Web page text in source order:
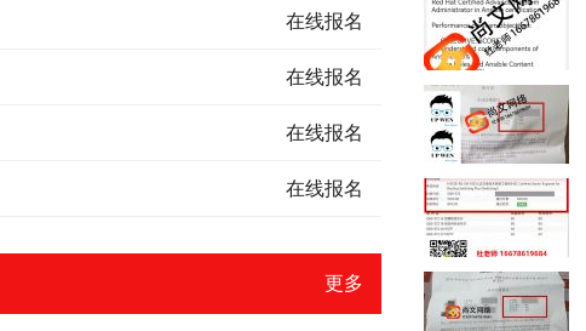
在线报名
在线报名
在线报名
在线报名
更多